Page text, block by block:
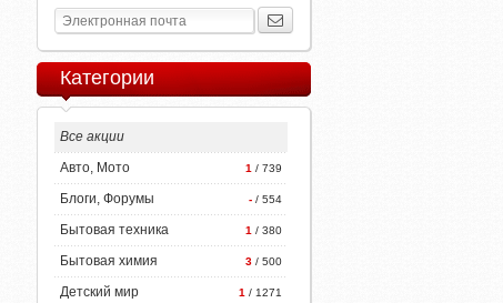
Категории
Все акции
1 / 739
Авто, Мото
- / 554
Блоги, Форумы
1 / 380
Бытовая техника
3 / 500
Бытовая химия
1 / 1271
Детский мир